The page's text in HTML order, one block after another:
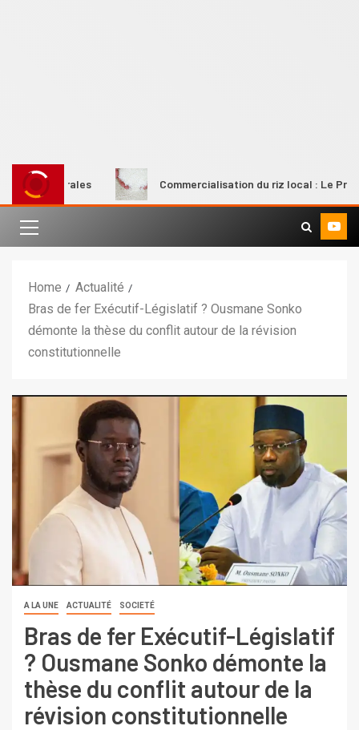
rurales Commercialisation du riz local : Le Premier
Home
Actualité
Bras de fer Exécutif-Législatif ? Ousmane Sonko
démonte la thèse du conflit autour de la révision
constitutionnelle
A LA UNE ACTUALITÉ SOCIETÉ
Bras de fer Exécutif-Législatif
? Ousmane Sonko démonte la
thèse du conflit autour de la
révision constitutionnelle